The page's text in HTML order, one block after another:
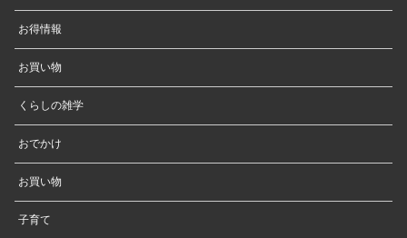
お得情報
お買い物
くらしの雑学
おでかけ
お買い物
子育て